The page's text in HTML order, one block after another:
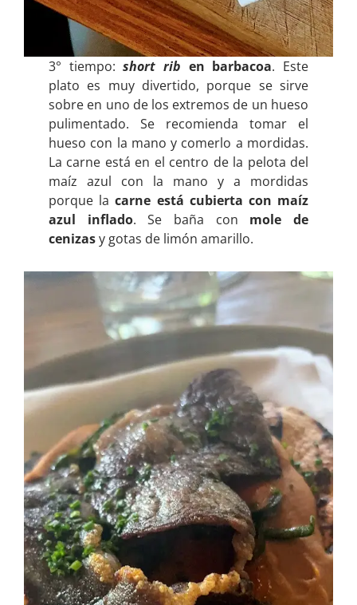
3° tiempo:short rib en barbacoa. Este
plato es muy divertido, porque se sirve
sobre en uno de los extremos de un hueso
pulimentado. Se recomienda tomar el
hueso con la mano y comerlo a mordidas.
La carne está en el centro de la pelota del
maíz azul con la mano y a mordidas
porque la carne está cubierta con maíz
azul inflado. Se baña con mole de
cenizasy gotas de limón amarillo.